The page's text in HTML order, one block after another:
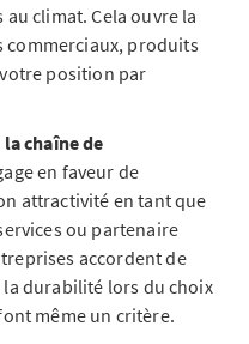
climat. Cela ouvre la
commerciaux, produits
position par
chaîne de
en faveur de
attractivité en tant que
ou partenaire
accordent de
la durabilité lors du choix
même un critère.